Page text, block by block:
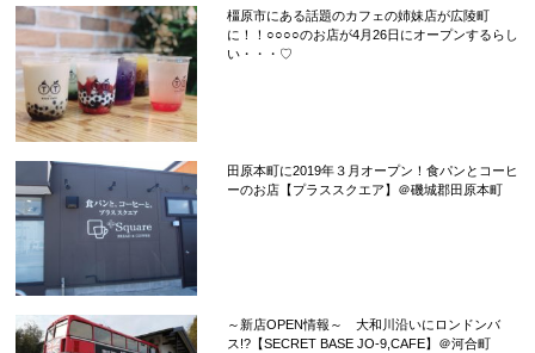
橿原市にある話題のカフェの姉妹店が広陵町
に！！○○○○のお店が4月26日にオープンするらし
い・・・♡
田原本町に2019年３月オープン！食パンとコーヒ
ーのお店【プラススクエア】＠磯城郡田原本町
～新店OPEN情報～ 大和川沿いにロンドンバ
ス!?【SECRET BASE JO-9,CAFE】＠河合町